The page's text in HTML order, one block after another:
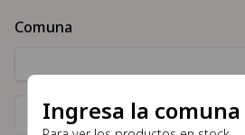
Comuna
Filtrar por ocasion, tipo
Ingresa la